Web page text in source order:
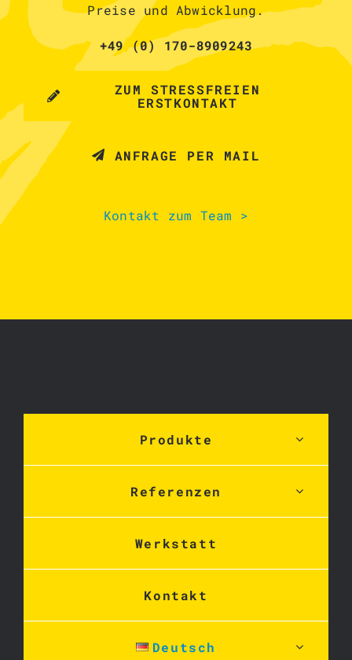
Preise und Abwicklung.
+49 (0) 170-8909243
ZUM STRESSFREIEN
ERSTKONTAKT
ANFRAGE PER MAIL
Kontakt zum Team >
Produkte
Referenzen
Werkstatt
Kontakt
Deutsch